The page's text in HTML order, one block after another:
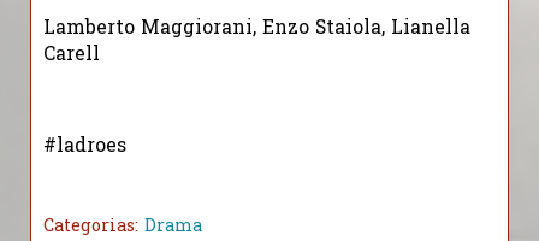
Lamberto Maggiorani, Enzo Staiola, Lianella
Carell
#ladroes
Categorias: Drama